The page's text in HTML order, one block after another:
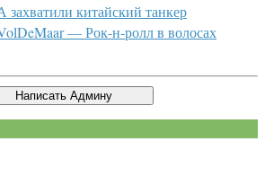
китайский танкер
— Рок-н-ролл в волосах